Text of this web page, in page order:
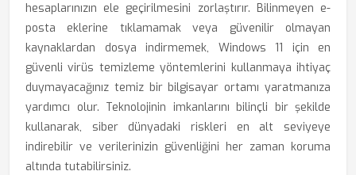
hesaplarınızın ele geçirilmesini zorlaştırır. Bilinmeyen e-
posta eklerine tıklamamak veya güvenilir olmayan
kaynaklardan dosya indirmemek, Windows 11 için en
güvenli virüs temizleme yöntemlerini kullanmaya ihtiyaç
duymayacağınız temiz bir bilgisayar ortamı yaratmanıza
yardımcı olur. Teknolojinin imkanlarını bilinçli bir şekilde
kullanarak, siber dünyadaki riskleri en alt seviyeye
indirebilir ve verilerinizin güvenliğini her zaman koruma
altında tutabilirsiniz.